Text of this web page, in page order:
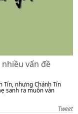
vấn đề
Tín, nhưng Chánh Tín
sanh ra muôn vàn
Tweet